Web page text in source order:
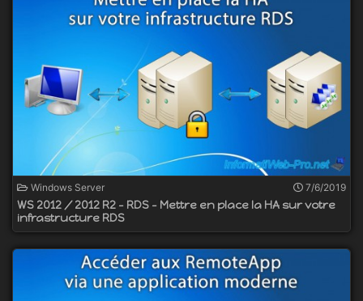
Windows Server 7/6/2019
WS 2012 / 2012 R2 - RDS - Mettre en place la HA sur votre
infrastructure RDS